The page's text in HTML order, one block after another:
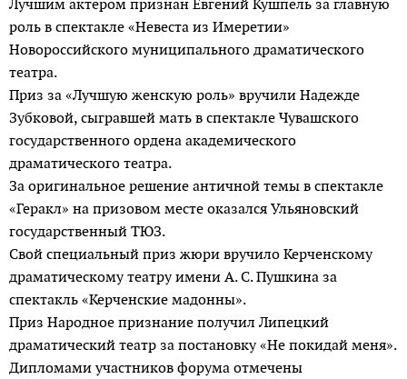
Лучшим актёром признан Евгений Кушпель за главную
роль в спектакле «Невеста из Имеретии»
Новороссийского муниципального драматического
театра.
Приз за «Лучшую женскую роль» вручили Надежде
Зубковой, сыгравшей мать в спектакле Чувашского
государственного ордена академического
драматического театра.
За оригинальное решение античной темы в спектакле
«Геракл» на призовом месте оказался Ульяновский
государственный ТЮЗ.
Свой специальный приз жюри вручило Керченскому
драматическому театру имени А. С. Пушкина за
спектакль «Керченские мадонны».
Приз Народное признание получил Липецкий
драматический театр за постановку «Не покидай меня».
Дипломами участников форума отмечены